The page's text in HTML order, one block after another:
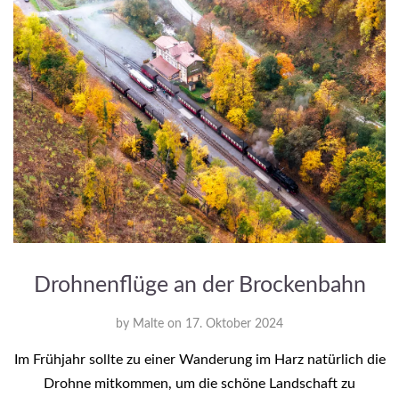
Drohnenflüge an der Brockenbahn
by Malte on 17. Oktober 2024
Im Frühjahr sollte zu einer Wanderung im Harz natürlich die
Drohne mitkommen, um die schöne Landschaft zu